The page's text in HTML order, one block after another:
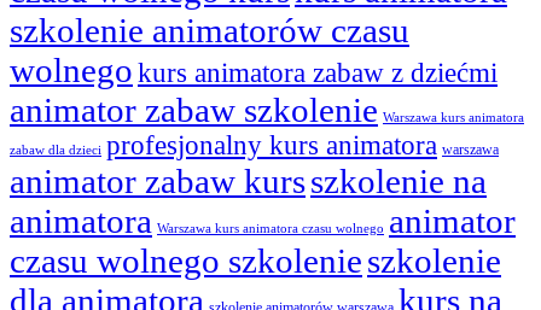
szkolenie animatorów czasu
wolnego kurs animatora zabaw z dziećmi
animator zabaw szkolenie Warszawa kurs animatora
zabaw dla dzieci profesjonalny kurs animatora warszawa
animator zabaw kursszkolenie na
animatora Warszawa kurs animatora czasu wolnego animator
czasu wolnego szkolenieszkolenie
dla animatora
kurs na